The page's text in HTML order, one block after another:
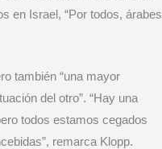
en Israel, “Por todos, árabes
también “una mayor
del otro”. “Hay una
todos estamos cegados
remarca Klopp.